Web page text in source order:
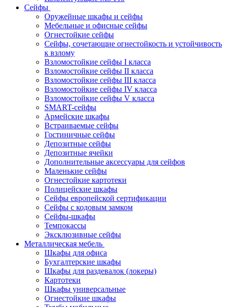
Сейфы
Оружейные шкафы и сейфы
Мебельные и офисные сейфы
Огнестойкие сейфы
Сейфы, сочетающие огнестойкость и устойчивость
к взлому
Взломостойкие сейфы I класса
Взломостойкие сейфы II класса
Взломостойкие сейфы III класса
Взломостойкие сейфы IV класса
Взломостойкие сейфы V класса
SMART-сейфы
Армейские шкафы
Встраиваемые сейфы
Гостиничные сейфы
Депозитные сейфы
Депозитные ячейки
Дополнительные аксессуары для сейфов
Маленькие сейфы
Огнестойкие картотеки
Полицейские шкафы
Сейфы европейской сертификации
Сейфы с кодовым замком
Сейфы-шкафы
Темпокассы
Эксклюзивные сейфы
Металлическая мебель
Шкафы для офиса
Бухгалтерские шкафы
Шкафы для раздевалок (локеры)
Картотеки
Шкафы универсальные
Огнестойкие шкафы